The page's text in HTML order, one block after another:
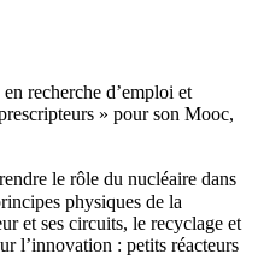
recherche d’emploi et
» pour son Mooc,
le rôle du nucléaire dans
physiques de la
et ses circuits, le recyclage et
l’innovation : petits réacteurs